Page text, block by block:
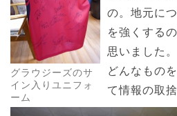
グラウジーズのサ
イン入りユニフォ
ーム
の。地元に
を強くする
思いました。
どんなもの
て情報の取